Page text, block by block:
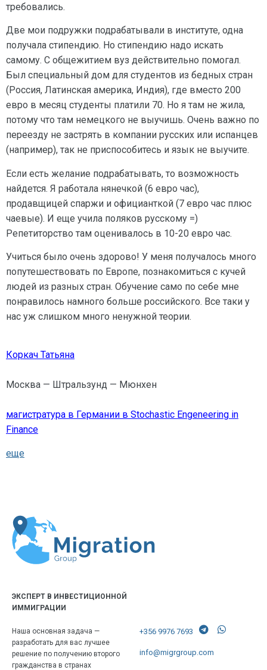
требовались.
Две мои подружки подрабатывали в институте, одна
получала стипендию. Но стипендию надо искать
самому. С общежитием вуз действительно помогал.
Был специальный дом для студентов из бедных стран
(Россия, Латинская америка, Индия), где вместо 200
евро в месяц студенты платили 70. Но я там не жила,
потому что там немецкого не выучишь. Очень важно по
переезду не застрять в компании русских или испанцев
(например), так не приспособитесь и язык не выучите.
Если есть желание подрабатывать, то возможность
найдется. Я работала нянечкой (6 евро час),
продавщицей спаржи и официанткой (7 евро час плюс
чаевые). И еще учила поляков русскому =)
Репетиторство там оценивалось в 10-20 евро час.
Учиться было очень здорово! У меня получалось много
попутешествовать по Европе, познакомиться с кучей
людей из разных стран. Обучение само по себе мне
понравилось намного больше российского. Все таки у
нас уж слишком много ненужной теории.
Коркач Татьяна
Москва — Штральзунд — Мюнхен
магистратура в Германии в Stochastic Engeneering in
Finance
еще
ЭКСПЕРТ В ИНВЕСТИЦИОННОЙ
ИММИГРАЦИИ
Наша основная задача —
разработать для вас лучшее
решение по получению второго
гражданства в странах
+356 9976 7693
info@migrgroup.com